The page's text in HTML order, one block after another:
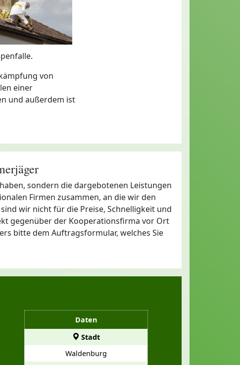
von
einer
und außerdem ist
sondern die dargebotenen Leistungen
Firmen zusammen, an die wir den
wir nicht für die Preise, Schnelligkeit und
gegenüber der Kooperationsfirma vor Ort
bitte dem Auftragsformular, welches Sie
Daten
Stadt
Waldenburg